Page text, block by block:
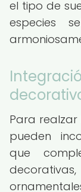
el tipo de
especies
Para
pueden
que